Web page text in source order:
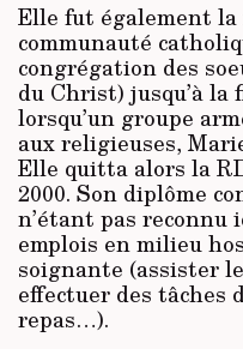
Elle fut également la
communauté
congrégation des
du Christ) jusqu’à la
lorsqu’un groupe
aux religieuses,
Elle quitta alors la
2000. Son diplôme
n’étant pas reconnu
emplois en milieu
soignante (assister
effectuer des tâches
repas…).